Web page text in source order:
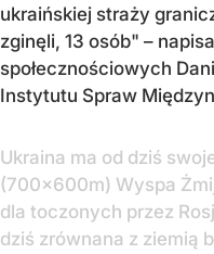
ukraińskiej straży
zginęli, 13 osób" –
społecznościowych
Instytutu Spraw
Ukraina ma od dziś
(700x600m) Wyspa
dla toczonych przez
dziś zrównana z ziemią